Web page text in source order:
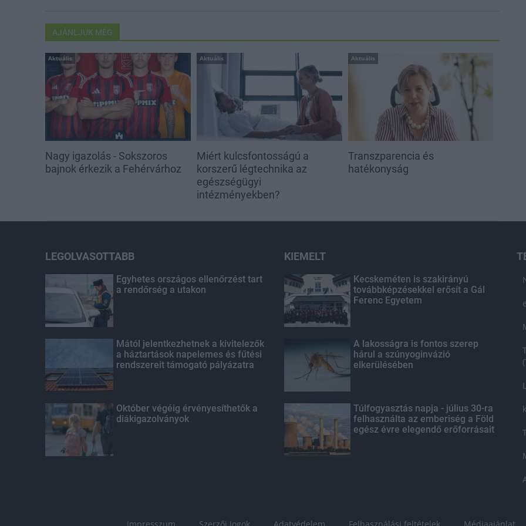
AJÁNLJUK MÉG
Aktuális
Nagy igazolás - Sokszoros
bajnok érkezik a Fehérvárhoz
Aktuális
Miért kulcsfontosságú a
korszerű légtechnika az
egészségügyi
intézményekben?
Aktuális
Transzparencia és
hatékonyság
LEGOLVASOTTABB
Egyhetes országos ellenőrzést tart
a rendőrség a utakon
Mától jelentkezhetnek a kivitelezők
a háztartások napelemes és fűtési
rendszereit támogató pályázatra
Október végéig érvényesíthetők a
diákigazolványok
KIEMELT
Kecskeméten is szakirányú
továbbképzésekkel erősít a Gál
Ferenc Egyetem
A lakosságra is fontos szerep
hárul a szúnyoginvázió
elkerülésében
Túlfogyasztás napja - július 30-ra
felhasználta az emberiség a Föld
egész évre elegendő erőforrásait
Impresszum Szerzői Jogok Adatvédelem Felhasználási feltételek Médiaajánlat